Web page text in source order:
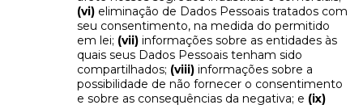
(vi) eliminação de Dados Pessoais tratados com
seu consentimento, na medida do permitido
em lei; (vii) informações sobre as entidades às
quais seus Dados Pessoais tenham sido
compartilhados; (viii) informações sobre a
possibilidade de não fornecer o consentimento
e sobre as consequências da negativa; e (ix)